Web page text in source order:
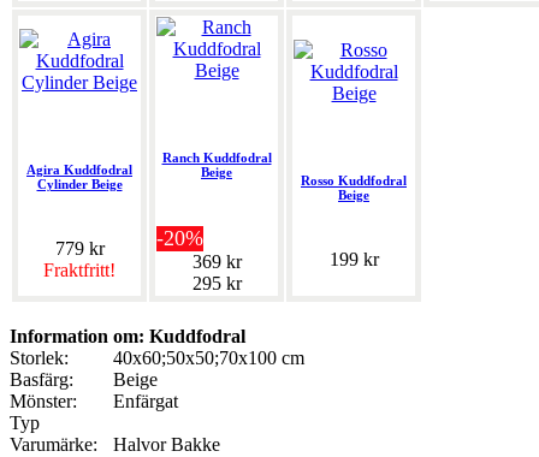
Agira Kuddfodral
Cylinder Beige
779 kr
Fraktfritt!
Ranch Kuddfodral
Beige
-20%
369 kr
295 kr
Rosso Kuddfodral
Beige
199 kr
Information om: Kuddfodral
Storlek:
40x60;50x50;70x100 cm
Basfärg:
Beige
Mönster:
Enfärgat
Typ
Varumärke:
Halvor Bakke